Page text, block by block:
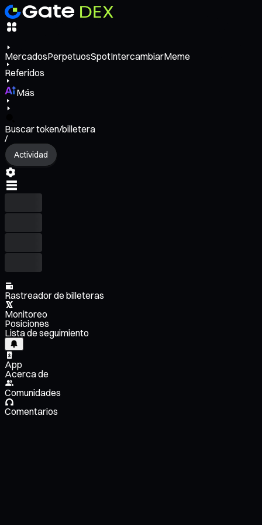
MercadosPerpetuosSpotIntercambiarMeme
Referidos
Más
Buscar token/billetera
/
Actividad
Rastreador de billeteras
Monitoreo
Posiciones
Lista de seguimiento
App
Acerca de
Comunidades
Comentarios